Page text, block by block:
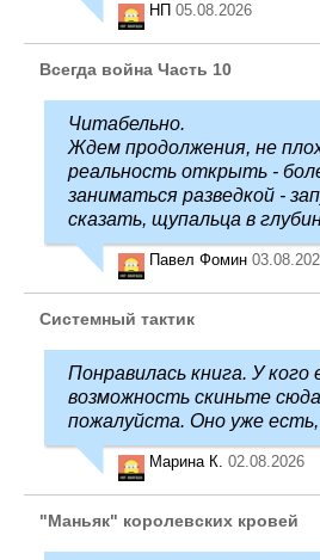
НП 05.08.2026
Всегда война Часть 10
Читабельно.
Ждем продолжения, не
реальность открыть -
заниматься разведкой -
сказать, щупальца в
Павел Фомин
Системный тактик
Понравилась книга. У кого
возможность скиньте
пожалуйста. Оно уже есть,
Марина К. 02.08.2026
"Маньяк" королевских кровей